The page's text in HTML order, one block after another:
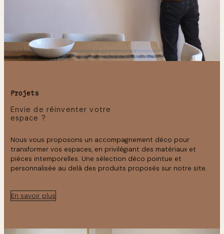
Projets
Envie de réinventer votre
espace ?
Nous vous proposons un accompagnement déco pour
transformer vos espaces, en privilégiant des matériaux et
pièces intemporelles. Une sélection déco pointue et
personnalisée au delà des produits proposés sur notre site.
En savoir plus